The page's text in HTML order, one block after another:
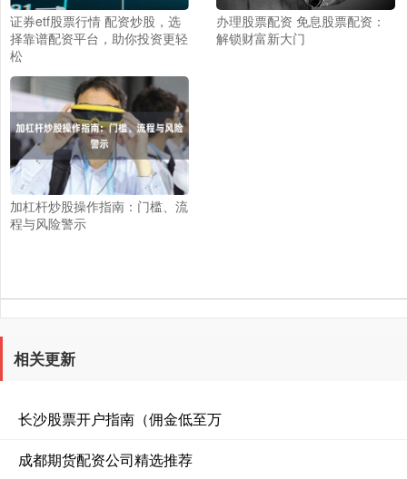
证券etf股票行情 配资炒股，选
择靠谱配资平台，助你投资更轻
松
办理股票配资 免息股票配资：
解锁财富新大门
加杠杆炒股操作指南：门槛、流
程与风险警示
相关更新
长沙股票开户指南（佣金低至万
成都期货配资公司精选推荐